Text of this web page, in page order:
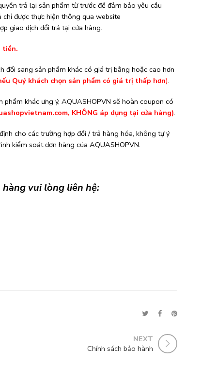
trả lại sản phẩm từ trước để đảm bảo yêu cầu
được thực hiện thông qua website
giao dịch đổi trả tại cửa hàng.
tiền.
đổi sang sản phẩm khác có giá trị bằng hoặc cao hơn
Quý khách chọn sản phẩm có giá trị thấp hơn).
khác ưng ý, AQUASHOPVN sẽ hoàn coupon có
, KHÔNG áp dụng tại cửa hàng).
cho các trường hợp đổi / trả hàng hóa, không tự ý
kiểm soát đơn hàng của AQUASHOPVN.
vui lòng liên hệ:
NEXT
Chính sách bảo hành